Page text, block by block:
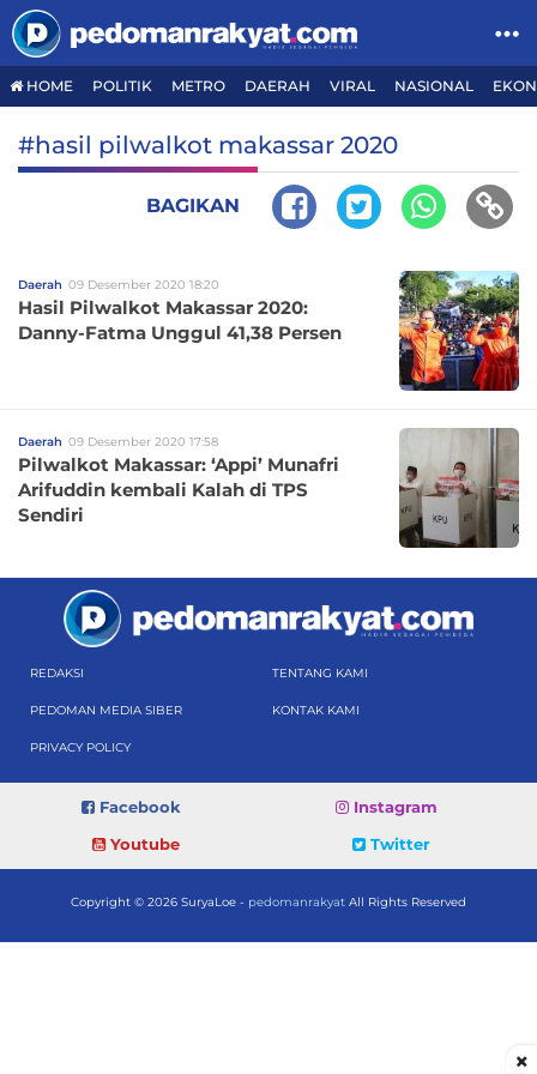
HOME POLITIK METRO DAERAH VIRAL NASIONAL
#hasil pilwalkot makassar 2020
BAGIKAN
Daerah 09 Desember 2020 18:20
Hasil Pilwalkot Makassar 2020:
Danny-Fatma Unggul 41,38 Persen
Daerah 09 Desember 2020 17:58
Pilwalkot Makassar: ‘Appi’ Munafri
Arifuddin kembali Kalah di TPS
Sendiri
REDAKSI TENTANG KAMI
PEDOMAN MEDIA SIBER KONTAK KAMI
PRIVACY POLICY
Facebook
Instagram
Youtube
Twitter
Copyright © 2026 SuryaLoe - pedomanrakyat All Rights Reserved
×